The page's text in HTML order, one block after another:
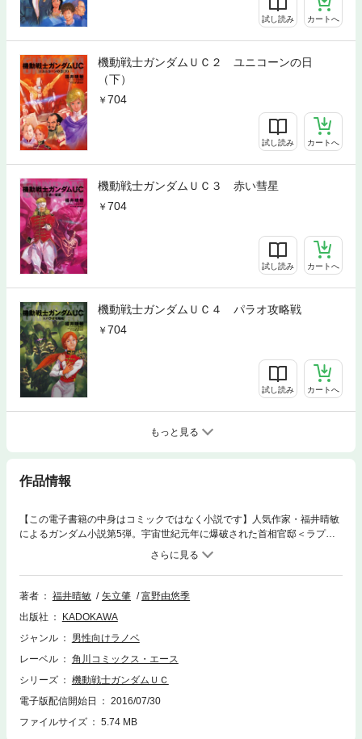
試し読み カートへ
機動戦士ガンダムＵＣ２ ユニコーンの日
（下）
704
試し読み カートへ
機動戦士ガンダムＵＣ３ 赤い彗星
704
試し読み カートへ
機動戦士ガンダムＵＣ４ パラオ攻略戦
704
試し読み カートへ
もっと見る
作品情報
【この電子書籍の中身はコミックではなく小説です】人気作家・福井晴敏
によるガンダム小説第5弾。宇宙世紀元年に爆破された首相官邸＜ラプラ
ス＞の史跡に向かうバナージ。そこにシャアの再来フル・フロンタルの影
著者 福井晴敏 矢立肇
富野由悠季
出版社
KADOKAWA
ジャンル
男性向けラノベ
レーベル
角川コミックス・エース
シリーズ
機動戦士ガンダムＵＣ
電子版配信開始日
2016/07/30
ファイルサイズ
5.74 MB